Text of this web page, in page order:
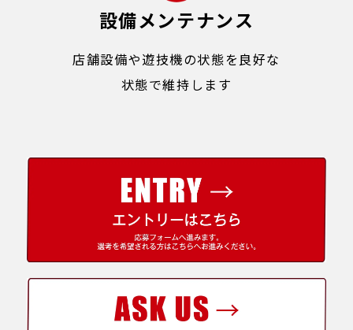
設備メンテナンス
店舗設備や遊技機の状態を良好な
状態で維持します